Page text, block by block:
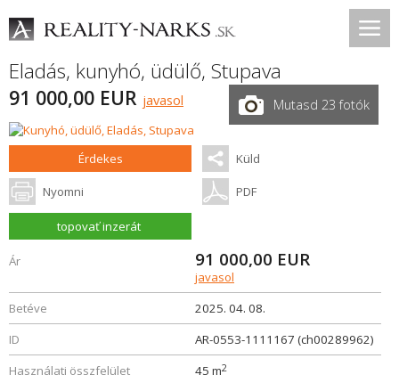
Eladás, kunyhó, üdülő, Stupava
91 000,00 EUR javasol Mutasd 23 fotók
Érdekes Küld
Nyomni PDF
topovať inzerát
Ár 91 000,00 EUR
javasol
Betéve
2025. 04. 08.
ID
AR-0553-1111167 (ch00289962)
Használati összfelület
45 m2